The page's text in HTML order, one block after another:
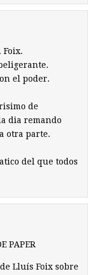
Foix.
el poder.
de
dia remando
otra parte.
del que todos
PAPER
Lluís Foix sobre